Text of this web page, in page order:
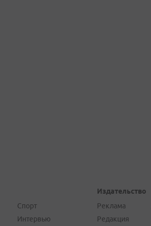
Спорт
Интервью
Издательство
Реклама
Редакция